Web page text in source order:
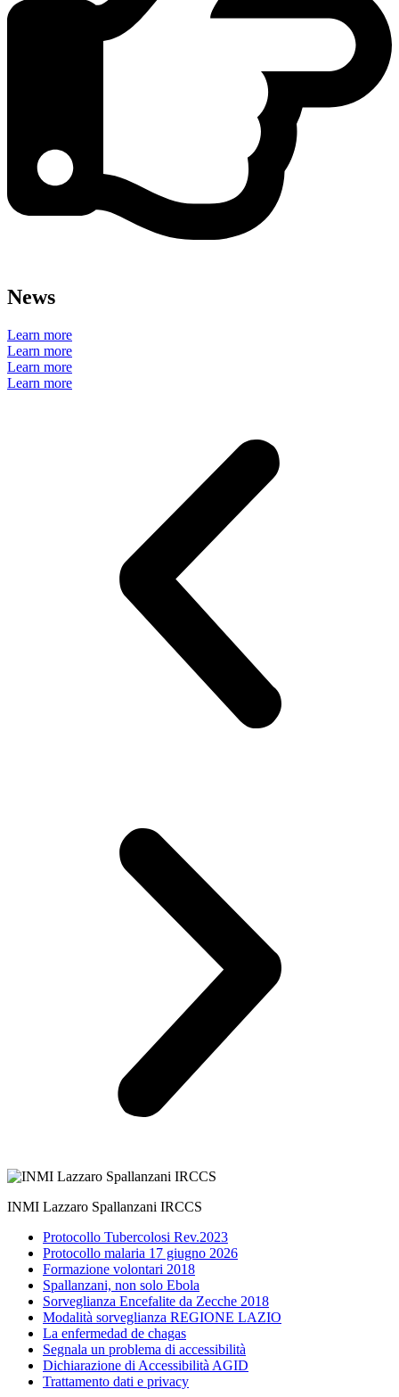
News
Learn more
Learn more
Learn more
Learn more
INMI Lazzaro Spallanzani IRCCS
Protocollo Tubercolosi Rev.2023
Protocollo malaria 17 giugno 2026
Formazione volontari 2018
Spallanzani, non solo Ebola
Sorveglianza Encefalite da Zecche 2018
Modalità sorveglianza REGIONE LAZIO
La enfermedad de chagas
Segnala un problema di accessibilità
Dichiarazione di Accessibilità AGID
Trattamento dati e privacy